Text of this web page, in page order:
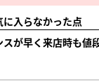
入らなかった点
が早く来店時も値
まずは